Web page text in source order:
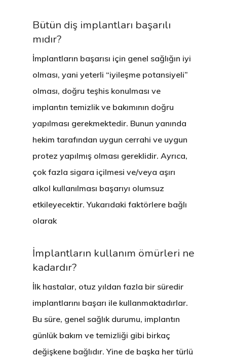
Bütün diş implantları başarılı
mıdır?
İmplantların başarısı için genel sağlığın iyi
olması, yani yeterli “iyileşme potansiyeli”
olması, doğru teşhis konulması ve
implantın temizlik ve bakımının doğru
yapılması gerekmektedir. Bunun yanında
hekim tarafından uygun cerrahi ve uygun
protez yapılmış olması gereklidir. Ayrıca,
çok fazla sigara içilmesi ve/veya aşırı
alkol kullanılması başarıyı olumsuz
etkileyecektir. Yukarıdaki faktörlere bağlı
olarak
İmplantların kullanım ömürleri ne
kadardır?
İlk hastalar, otuz yıldan fazla bir süredir
implantlarını başarı ile kullanmaktadırlar.
Bu süre, genel sağlık durumu, implantın
günlük bakım ve temizliği gibi birkaç
değişkene bağlıdır. Yine de başka her türlü